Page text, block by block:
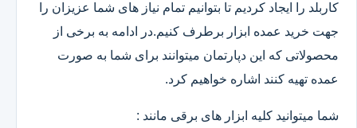
کاربلد را ایجاد کردیم تا بتوانیم تمام نیاز های شما عزیزان را
جهت خرید عمده ابزار برطرف کنیم.در ادامه به برخی از
محصولاتی که این دپارتمان میتوانند برای شما به صورت
عمده تهیه کنند اشاره خواهیم کرد.
شما میتوانید کلیه ابزار های برقی مانند :